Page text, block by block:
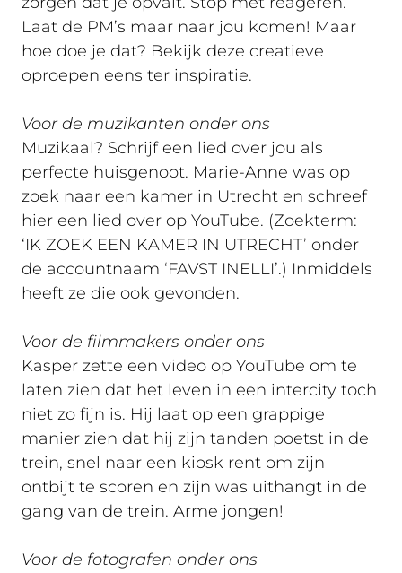
Laat de PM’s maar naar jou komen! Maar
hoe doe je dat? Bekijk deze creatieve
oproepen eens ter inspiratie.
Voor de muzikanten onder ons
Muzikaal? Schrijf een lied over jou als
perfecte huisgenoot. Marie-Anne was op
zoek naar een kamer in Utrecht en schreef
hier een lied over op YouTube. (Zoekterm:
‘IK ZOEK EEN KAMER IN UTRECHT’ onder
de accountnaam ‘FAVST INELLI’.) Inmiddels
heeft ze die ook gevonden.
Voor de filmmakers onder ons
Kasper zette een video op YouTube om te
laten zien dat het leven in een intercity toch
niet zo fijn is. Hij laat op een grappige
manier zien dat hij zijn tanden poetst in de
trein, snel naar een kiosk rent om zijn
ontbijt te scoren en zijn was uithangt in de
gang van de trein. Arme jongen!
Voor de fotografen onder ons